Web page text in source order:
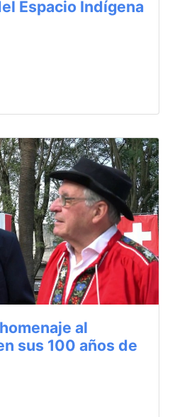
Espacio Indígena
al
sus 100 años de